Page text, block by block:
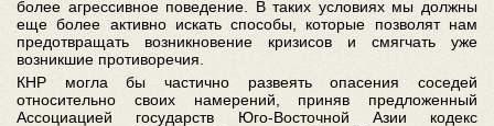
более агрессивное поведение. В таких условиях мы должны
еще более активно искать способы, которые позволят нам
предотвращать возникновение кризисов и смягчать уже
возникшие противоречия.
КНР могла бы частично развеять опасения соседей
относительно своих намерений, приняв предложенный
Ассоциацией государств Юго-Восточной Азии кодекс